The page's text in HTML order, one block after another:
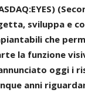
sviluppa e
che
la funzione
oggi i
anni